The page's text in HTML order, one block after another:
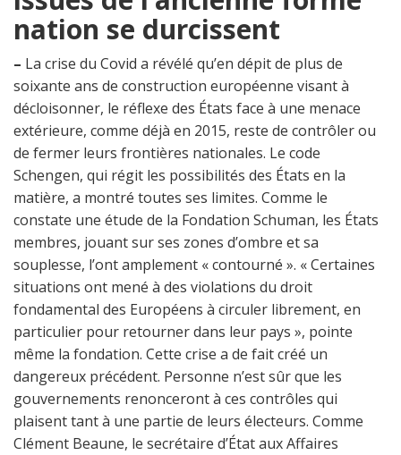
nation se durcissent
– La crise du Covid a révélé qu’en dépit de plus de
soixante ans de construction européenne visant à
décloisonner, le réflexe des États face à une menace
extérieure, comme déjà en 2015, reste de contrôler ou
de fermer leurs frontières nationales. Le code
Schengen, qui régit les possibilités des États en la
matière, a montré toutes ses limites. Comme le
constate une étude de la Fondation Schuman, les États
membres, jouant sur ses zones d’ombre et sa
souplesse, l’ont amplement « contourné ». « Certaines
situations ont mené à des violations du droit
fondamental des Européens à circuler librement, en
particulier pour retourner dans leur pays », pointe
même la fondation. Cette crise a de fait créé un
dangereux précédent. Personne n’est sûr que les
gouvernements renonceront à ces contrôles qui
plaisent tant à une partie de leurs électeurs. Comme
Clément Beaune, le secrétaire d’État aux Affaires